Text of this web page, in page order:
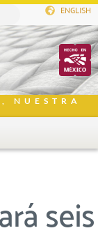
ENGLISH
NUESTRA
seis